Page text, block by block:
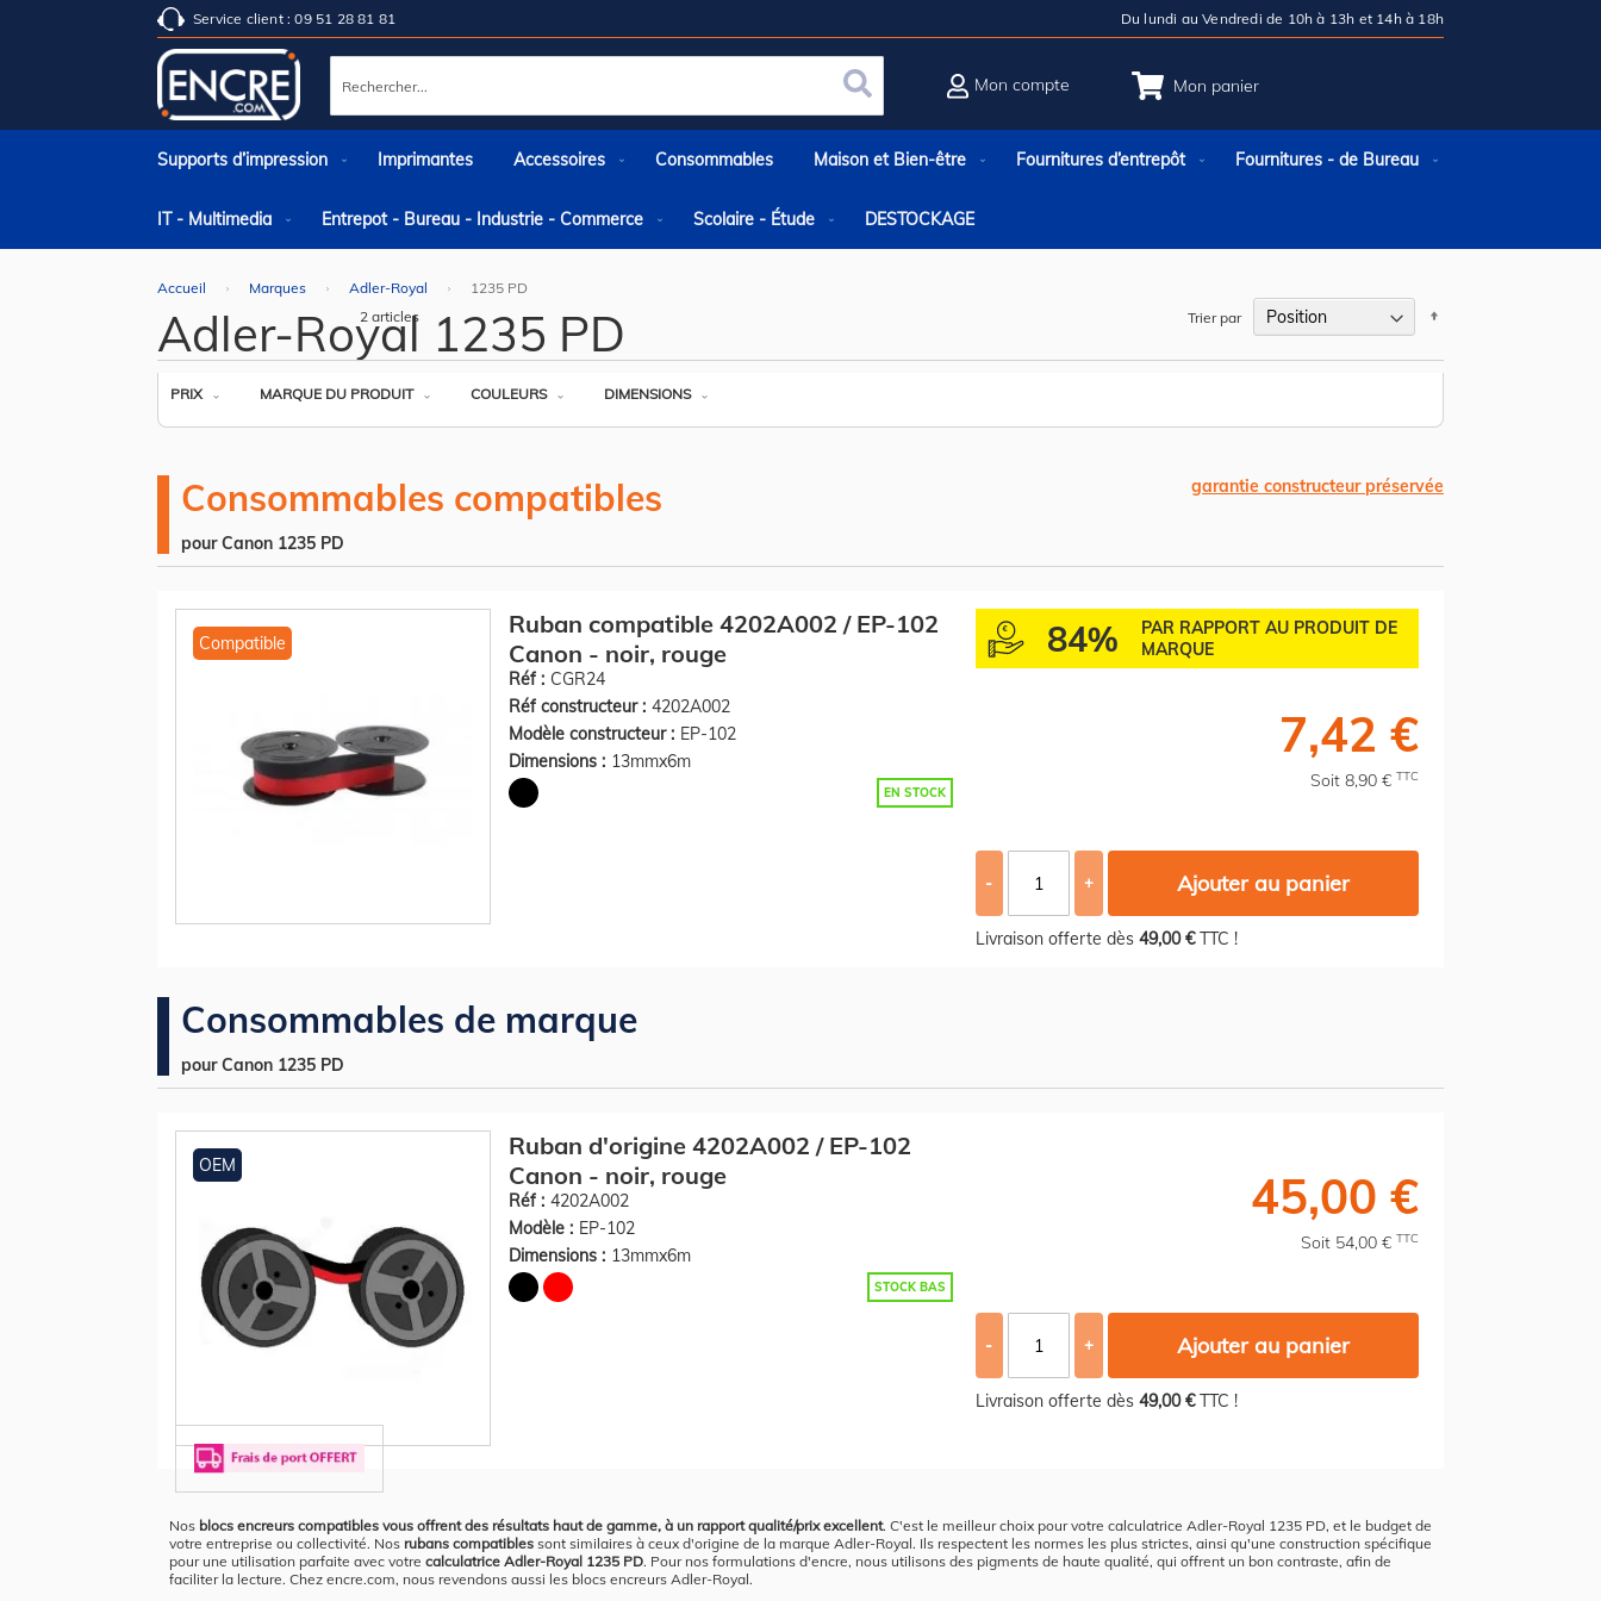
Service client : 09 51 28 81 81 Du lundi au Vendredi de 10h à 13h et 14h à 18h
Mon panier
Rechercher Rechercher
Mon compte
Supports d’impression Imprimantes Accessoires Consommables Maison et Bien-être Fournitures d’entrepôt Fournitures - de Bureau
IT - Multimedia Entrepot - Bureau - Industrie - Commerce Scolaire - Étude DESTOCKAGE
Accueil Marques Adler-Royal 1235 PD
Adler-Royal 1235 PD
PRIX MARQUE DU PRODUIT COULEURS DIMENSIONS
2 articles Trier par
Consommables compatibles garantie constructeur préservée
pour Canon 1235 PD
Compatible
Ruban compatible 4202A002 / EP-102
Canon - noir, rouge
Réf : CGR24
Réf constructeur : 4202A002
Modèle constructeur : EP-102
Dimensions : 13mmx6m
EN STOCK
84%
PAR RAPPORT AU PRODUIT DE
MARQUE
7,42 €
Soit 8,90 € TTC
- + Ajouter au panier
Livraison offerte dès 49,00 €TTC !
Consommables de marque
pour Canon 1235 PD
OEM
Ruban d'origine 4202A002 / EP-102
Canon - noir, rouge
Réf : 4202A002
Modèle : EP-102
Dimensions : 13mmx6m
STOCK BAS
45,00 €
Soit 54,00 € TTC
- + Ajouter au panier
Livraison offerte dès 49,00 €TTC !
Nos blocs encreurs compatibles vous offrent des résultats haut de gamme, à un rapport qualité/prix excellent. C'est le meilleur choix pour votre calculatrice Adler-Royal 1235 PD, et le budget de
votre entreprise ou collectivité. Nos rubans compatibles sont similaires à ceux d'origine de la marque Adler-Royal. Ils respectent les normes les plus strictes, ainsi qu'une construction spécifique
pour une utilisation parfaite avec votre calculatrice Adler-Royal 1235 PD. Pour nos formulations d'encre, nous utilisons des pigments de haute qualité, qui offrent un bon contraste, afin de
faciliter la lecture. Chez encre.com, nous revendons aussi les blocs encreurs Adler-Royal.